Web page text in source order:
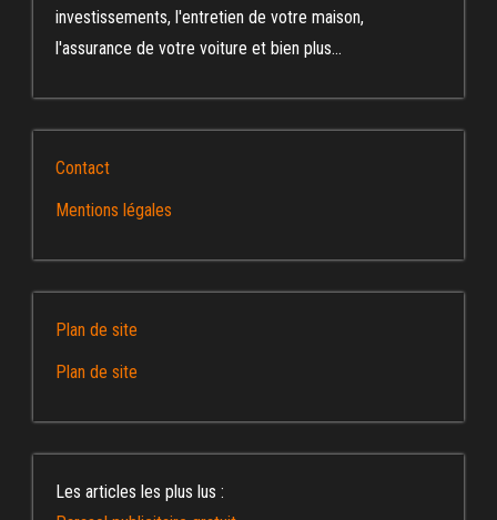
investissements, l'entretien de votre maison,
l'assurance de votre voiture et bien plus...
Contact
Mentions légales
Plan de site
Plan de site
Les articles les plus lus :